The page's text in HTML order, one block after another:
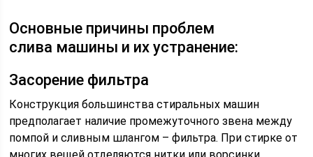
Основные причины проблем
слива машины и их устранение:
Засорение фильтра
Конструкция большинства стиральных машин
предполагает наличие промежуточного звена между
помпой и сливным шлангом – фильтра. При стирке от